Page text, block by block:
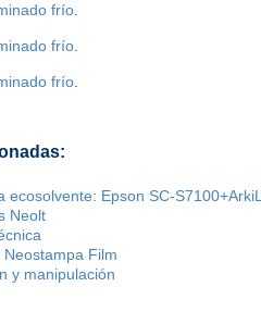
frío.
frío.
frío.
ecosolvente: Epson SC-
Neolt
Film
y manipulación